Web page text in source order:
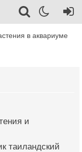
в аквариуме
и
таиландский